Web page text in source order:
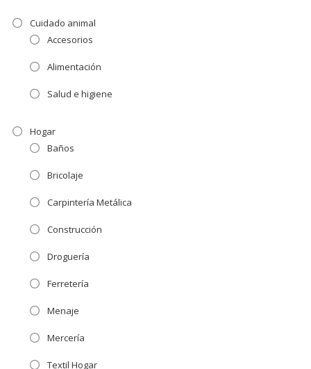
Cuidado animal
Accesorios
Alimentación
Salud e higiene
Hogar
Baños
Bricolaje
Carpintería Metálica
Construcción
Droguería
Ferretería
Menaje
Mercería
Textil Hogar